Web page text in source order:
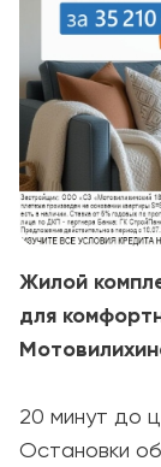
Жилой
для
20 минут до
Остановки